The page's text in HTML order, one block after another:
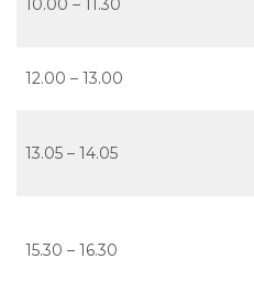
10.00 – 11.30
12.00 – 13.00
13.05 – 14.05
15.30 – 16.30